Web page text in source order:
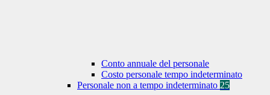
Conto annuale del personale
Costo personale tempo indeterminato
Personale non a tempo indeterminato 25